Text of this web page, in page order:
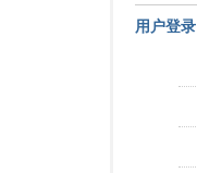
用户登录